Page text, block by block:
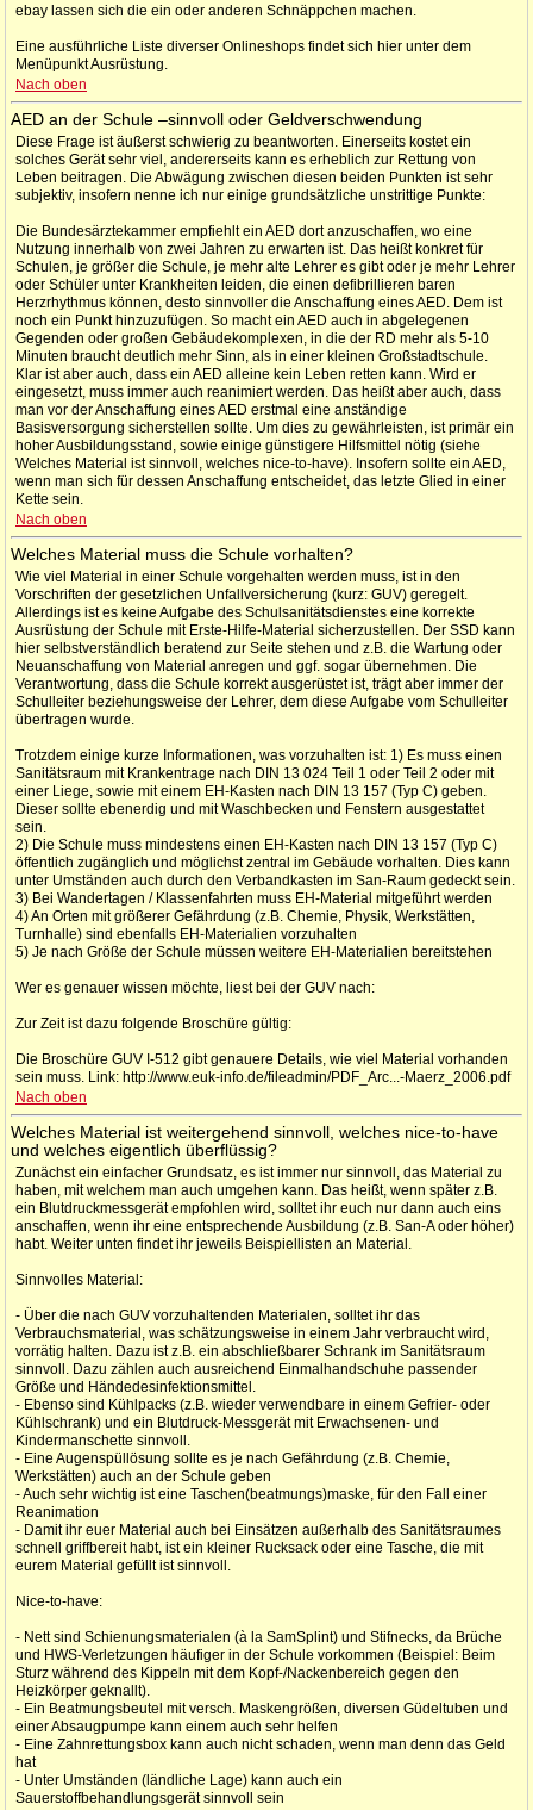
ebay lassen sich die ein oder anderen Schnäppchen machen.
Eine ausführliche Liste diverser Onlineshops findet sich hier unter dem
Menüpunkt Ausrüstung.
Nach oben
AED an der Schule –sinnvoll oder Geldverschwendung
Diese Frage ist äußerst schwierig zu beantworten. Einerseits kostet ein
solches Gerät sehr viel, andererseits kann es erheblich zur Rettung von
Leben beitragen. Die Abwägung zwischen diesen beiden Punkten ist sehr
subjektiv, insofern nenne ich nur einige grundsätzliche unstrittige Punkte:
Die Bundesärztekammer empfiehlt ein AED dort anzuschaffen, wo eine
Nutzung innerhalb von zwei Jahren zu erwarten ist. Das heißt konkret für
Schulen, je größer die Schule, je mehr alte Lehrer es gibt oder je mehr Lehrer
oder Schüler unter Krankheiten leiden, die einen defibrillieren baren
Herzrhythmus können, desto sinnvoller die Anschaffung eines AED. Dem ist
noch ein Punkt hinzuzufügen. So macht ein AED auch in abgelegenen
Gegenden oder großen Gebäudekomplexen, in die der RD mehr als 5-10
Minuten braucht deutlich mehr Sinn, als in einer kleinen Großstadtschule.
Klar ist aber auch, dass ein AED alleine kein Leben retten kann. Wird er
eingesetzt, muss immer auch reanimiert werden. Das heißt aber auch, dass
man vor der Anschaffung eines AED erstmal eine anständige
Basisversorgung sicherstellen sollte. Um dies zu gewährleisten, ist primär ein
hoher Ausbildungsstand, sowie einige günstigere Hilfsmittel nötig (siehe
Welches Material ist sinnvoll, welches nice-to-have). Insofern sollte ein AED,
wenn man sich für dessen Anschaffung entscheidet, das letzte Glied in einer
Kette sein.
Nach oben
Welches Material muss die Schule vorhalten?
Wie viel Material in einer Schule vorgehalten werden muss, ist in den
Vorschriften der gesetzlichen Unfallversicherung (kurz: GUV) geregelt.
Allerdings ist es keine Aufgabe des Schulsanitätsdienstes eine korrekte
Ausrüstung der Schule mit Erste-Hilfe-Material sicherzustellen. Der SSD kann
hier selbstverständlich beratend zur Seite stehen und z.B. die Wartung oder
Neuanschaffung von Material anregen und ggf. sogar übernehmen. Die
Verantwortung, dass die Schule korrekt ausgerüstet ist, trägt aber immer der
Schulleiter beziehungsweise der Lehrer, dem diese Aufgabe vom Schulleiter
übertragen wurde.
Trotzdem einige kurze Informationen, was vorzuhalten ist: 1) Es muss einen
Sanitätsraum mit Krankentrage nach DIN 13 024 Teil 1 oder Teil 2 oder mit
einer Liege, sowie mit einem EH-Kasten nach DIN 13 157 (Typ C) geben.
Dieser sollte ebenerdig und mit Waschbecken und Fenstern ausgestattet
sein.
2) Die Schule muss mindestens einen EH-Kasten nach DIN 13 157 (Typ C)
öffentlich zugänglich und möglichst zentral im Gebäude vorhalten. Dies kann
unter Umständen auch durch den Verbandkasten im San-Raum gedeckt sein.
3) Bei Wandertagen / Klassenfahrten muss EH-Material mitgeführt werden
4) An Orten mit größerer Gefährdung (z.B. Chemie, Physik, Werkstätten,
Turnhalle) sind ebenfalls EH-Materialien vorzuhalten
5) Je nach Größe der Schule müssen weitere EH-Materialien bereitstehen
Wer es genauer wissen möchte, liest bei der GUV nach:
Zur Zeit ist dazu folgende Broschüre gültig:
Die Broschüre GUV I-512 gibt genauere Details, wie viel Material vorhanden
sein muss. Link: http://www.euk-info.de/fileadmin/PDF_Arc...-Maerz_2006.pdf
Nach oben
Welches Material ist weitergehend sinnvoll, welches nice-to-have
und welches eigentlich überflüssig?
Zunächst ein einfacher Grundsatz, es ist immer nur sinnvoll, das Material zu
haben, mit welchem man auch umgehen kann. Das heißt, wenn später z.B.
ein Blutdruckmessgerät empfohlen wird, solltet ihr euch nur dann auch eins
anschaffen, wenn ihr eine entsprechende Ausbildung (z.B. San-A oder höher)
habt. Weiter unten findet ihr jeweils Beispiellisten an Material.
Sinnvolles Material:
- Über die nach GUV vorzuhaltenden Materialen, solltet ihr das
Verbrauchsmaterial, was schätzungsweise in einem Jahr verbraucht wird,
vorrätig halten. Dazu ist z.B. ein abschließbarer Schrank im Sanitätsraum
sinnvoll. Dazu zählen auch ausreichend Einmalhandschuhe passender
Größe und Händedesinfektionsmittel.
- Ebenso sind Kühlpacks (z.B. wieder verwendbare in einem Gefrier- oder
Kühlschrank) und ein Blutdruck-Messgerät mit Erwachsenen- und
Kindermanschette sinnvoll.
- Eine Augenspüllösung sollte es je nach Gefährdung (z.B. Chemie,
Werkstätten) auch an der Schule geben
- Auch sehr wichtig ist eine Taschen(beatmungs)maske, für den Fall einer
Reanimation
- Damit ihr euer Material auch bei Einsätzen außerhalb des Sanitätsraumes
schnell griffbereit habt, ist ein kleiner Rucksack oder eine Tasche, die mit
eurem Material gefüllt ist sinnvoll.
Nice-to-have:
- Nett sind Schienungsmaterialen (à la SamSplint) und Stifnecks, da Brüche
und HWS-Verletzungen häufiger in der Schule vorkommen (Beispiel: Beim
Sturz während des Kippeln mit dem Kopf-/Nackenbereich gegen den
Heizkörper geknallt).
- Ein Beatmungsbeutel mit versch. Maskengrößen, diversen Güdeltuben und
einer Absaugpumpe kann einem auch sehr helfen
- Eine Zahnrettungsbox kann auch nicht schaden, wenn man denn das Geld
hat
- Unter Umständen (ländliche Lage) kann auch ein
Sauerstoffbehandlungsgerät sinnvoll sein